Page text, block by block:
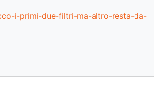
i-primi-due-filtri-ma-altro-resta-da-